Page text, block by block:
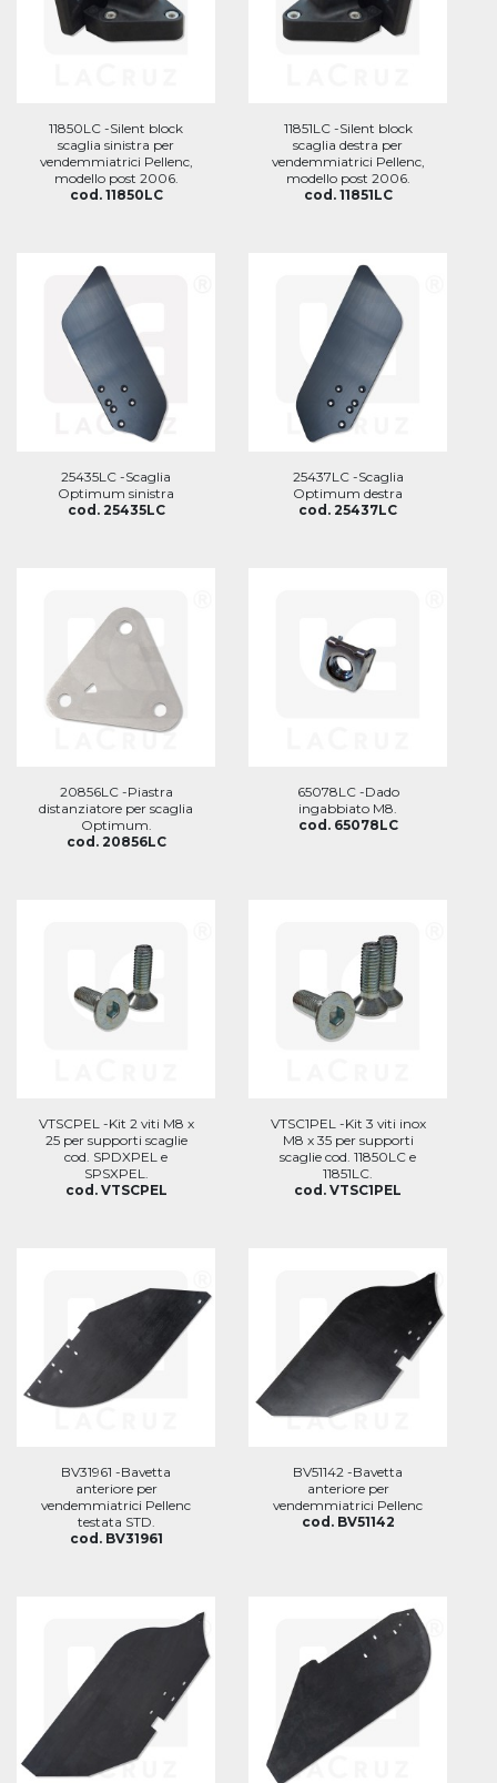
11850LC -Silent block
scaglia sinistra per
vendemmiatrici Pellenc,
modello post 2006.
cod. 11850LC
11851LC -Silent block
scaglia destra per
vendemmiatrici Pellenc,
modello post 2006.
cod. 11851LC
25435LC -Scaglia
Optimum sinistra
cod. 25435LC
25437LC -Scaglia
Optimum destra
cod. 25437LC
20856LC -Piastra
distanziatore per scaglia
Optimum.
cod. 20856LC
65078LC -Dado
ingabbiato M8.
cod. 65078LC
VTSCPEL -Kit 2 viti M8 x
25 per supporti scaglie
cod. SPDXPEL e
SPSXPEL.
cod. VTSCPEL
VTSC1PEL -Kit 3 viti inox
M8 x 35 per supporti
scaglie cod. 11850LC e
11851LC.
cod. VTSC1PEL
BV31961 -Bavetta
anteriore per
vendemmiatrici Pellenc
testata STD.
cod. BV31961
BV51142 -Bavetta
anteriore per
vendemmiatrici Pellenc
cod. BV51142